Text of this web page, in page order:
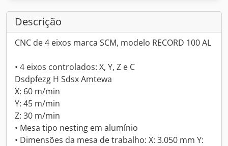
Descrição
CNC de 4 eixos marca SCM, modelo RECORD 100 AL
• 4 eixos controlados: X, Y, Z e C
Dsdpfezg H Sdsx Amtewa
X: 60 m/min
Y: 45 m/min
Z: 30 m/min
• Mesa tipo nesting em alumínio
• Dimensões da mesa de trabalho: X: 3.050 mm Y: